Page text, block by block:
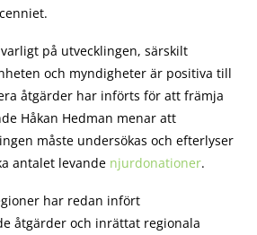
på utvecklingen, särskilt
och myndigheter är positiva till
åtgärder har införts för att främja
Håkan Hedman menar att
måste undersökas och efterlyser
antalet levande njurdonationer.
har redan infört
åtgärder och inrättat regionala